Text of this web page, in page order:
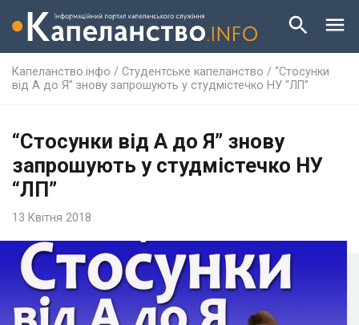
Капеланство.інфо / Студентське капеланство / “Стосунки
від А до Я” знову запрошують у студмістечко НУ “ЛП”
“Стосунки від А до Я” знову
запрошують у студмістечко НУ
“ЛП”
13 Квітня 2018